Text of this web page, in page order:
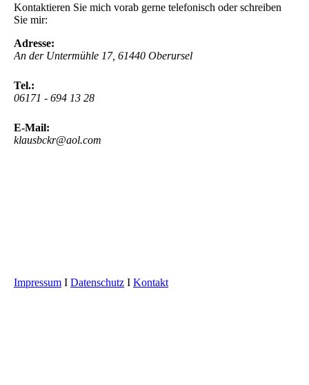
Kontaktieren Sie mich vorab gerne telefonisch oder schreiben
Sie mir:
Adresse:
An der Untermühle 17, 61440 Oberursel
Tel.:
06171 - 694 13 28
E-Mail:
klausbckr@aol.com
Impressum I Datenschutz I Kontakt